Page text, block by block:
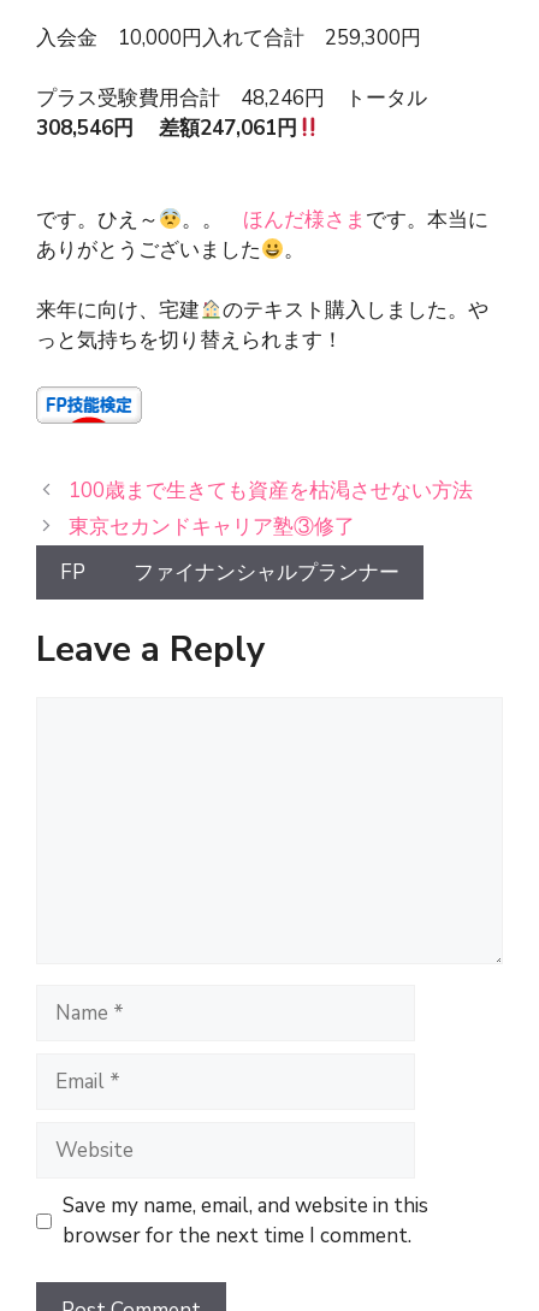
入会金 10,000円入れて合計 259,300円
プラス受験費用合計 48,246円 トータル
308,546円
差額247,061円
です。ひえ～ 。。 ほんだ様さまです。本当に
ありがとうございました
。
来年に向け、宅建
のテキスト購入しました。や
っと気持ちを切り替えられます！
100歳まで生きても資産を枯渇させない方法
東京セカンドキャリア塾③修了
FP
ファイナンシャルプランナー
Leave a Reply
Name
Email
Website
Save my name, email, and website in this
browser for the next time I comment.